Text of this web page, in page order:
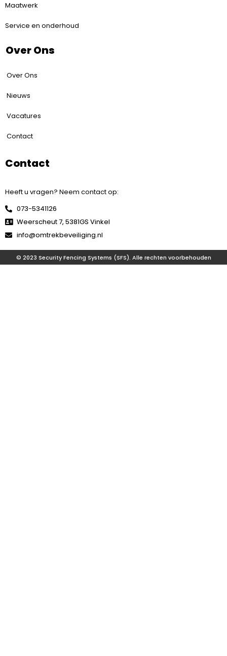
Maatwerk
Service en onderhoud
Over Ons
Over Ons
Nieuws
Vacatures
Contact
Contact
Heeft u vragen? Neem contact op:
Heeft u vragen? Stuur een e-mail of bel ons:
073-5341126
Weerscheut 7, 5381GS Vinkel
info@omtrekbeveiliging.nl
© 2023 Security Fencing Systems (SFS). Alle rechten voorbehouden